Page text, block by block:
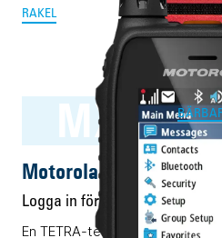
RAKEL
Motorola MXP600
Logga in för pris
En TETRA-terminal för alla